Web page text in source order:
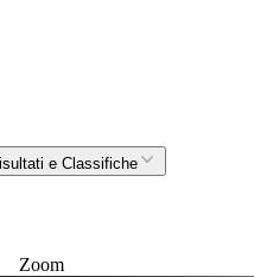
e Classifiche
Zoom